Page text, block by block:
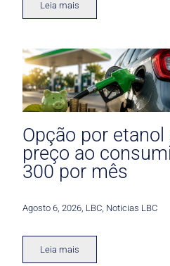
Leia mais
Opção por
preço ao
300 por mês
Agosto 6, 2026 LBC Noticias LBC
Leia mais